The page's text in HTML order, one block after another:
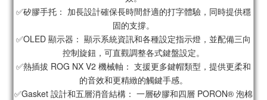
✅矽膠手托： 加長設計確保長時間舒適的打字體驗，同時提供穩
固的支撐。
✅OLED 顯示器： 顯示系統資訊和各種設定指示燈，並配備三向
控制旋鈕，可直觀調整各式鍵盤設定。
✅熱插拔 ROG NX V2 機械軸： 支援更多鍵帽類型，提供更柔和
的音效和更精緻的觸鍵手感。
✅Gasket 設計和五層消音結構： 一層矽膠和四層 PORON® 泡棉